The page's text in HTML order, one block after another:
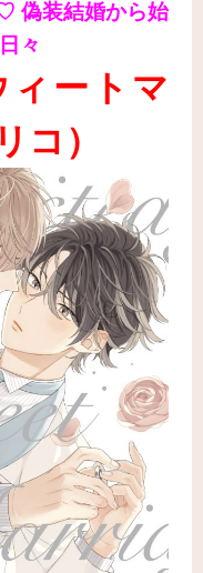
偽装結婚から始
々
ィートマ
コ ）